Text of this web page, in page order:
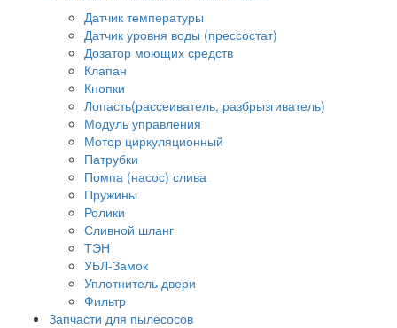
Датчик температуры
Датчик уровня воды (прессостат)
Дозатор моющих средств
Клапан
Кнопки
Лопасть(рассеиватель, разбрызгиватель)
Модуль управления
Мотор циркуляционный
Патрубки
Помпа (насос) слива
Пружины
Ролики
Сливной шланг
ТЭН
УБЛ-Замок
Уплотнитель двери
Фильтр
Запчасти для пылесосов